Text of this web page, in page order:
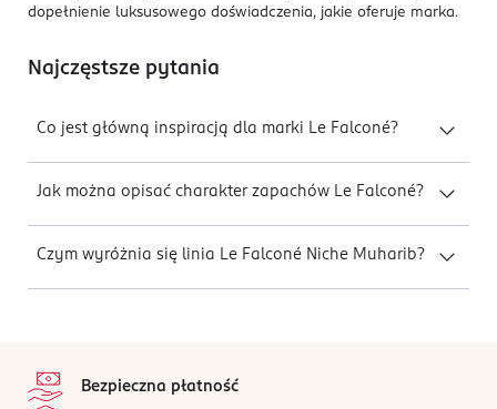
dopełnienie luksusowego doświadczenia, jakie oferuje marka.
Najczęstsze pytania
Co jest główną inspiracją dla marki Le Falconé?
Jak można opisać charakter zapachów Le Falconé?
Czym wyróżnia się linia Le Falconé Niche Muharib?
Bezpieczna płatność